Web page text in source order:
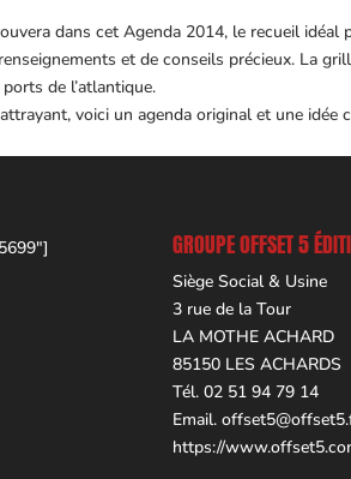
dans cet Agenda 2014, le recueil
et de conseils précieux. La
de l’atlantique.
voici un agenda original et une idée
GROUPE OFFSET 5
Siège Social & Usine
3 rue de la Tour
LA MOTHE ACHARD
85150 LES ACHARDS
Tél. 02 51 94 79 14
Email.
https://